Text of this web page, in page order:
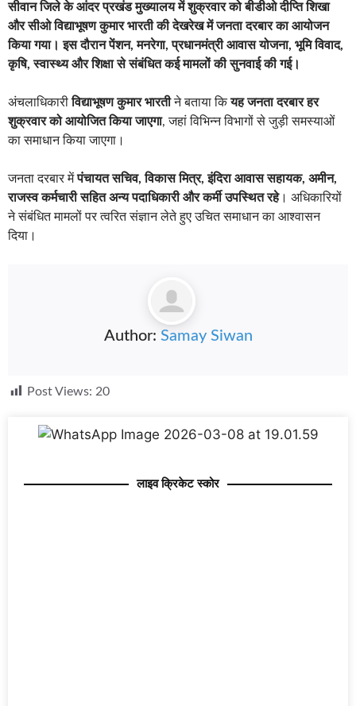
सीवान जिले के आंदर प्रखंड मुख्यालय में शुक्रवार को बीडीओ दीप्ति शिखा
और सीओ विद्याभूषण कुमार भारती की देखरेख में जनता दरबार का आयोजन
किया गया। इस दौरान पेंशन, मनरेगा, प्रधानमंत्री आवास योजना, भूमि विवाद,
कृषि, स्वास्थ्य और शिक्षा से संबंधित कई मामलों की सुनवाई की गई।
अंचलाधिकारीविद्याभूषण कुमार भारतीने बताया कियह जनता दरबार हर
शुक्रवार को आयोजित किया जाएगा, जहां विभिन्न विभागों से जुड़ी समस्याओं
का समाधान किया जाएगा।
जनता दरबार मेंपंचायत सचिव, विकास मित्र, इंदिरा आवास सहायक, अमीन,
राजस्व कर्मचारी सहित अन्य पदाधिकारी और कर्मी उपस्थित रहे। अधिकारियों
ने संबंधित मामलों पर त्वरित संज्ञान लेते हुए उचित समाधान का आश्वासन
दिया।
Author: Samay Siwan
Post Views: 20
लाइव क्रिकेट स्कोर